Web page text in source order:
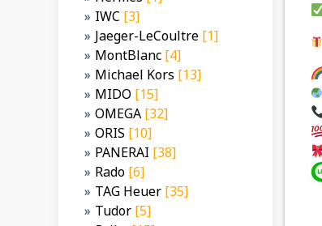
IWC [3]
Jaeger-LeCoultre [1]
MontBlanc [4]
Michael Kors [13]
MIDO [15]
OMEGA [32]
ORIS [10]
PANERAI [38]
Rado [6]
TAG Heuer [35]
Tudor [5]